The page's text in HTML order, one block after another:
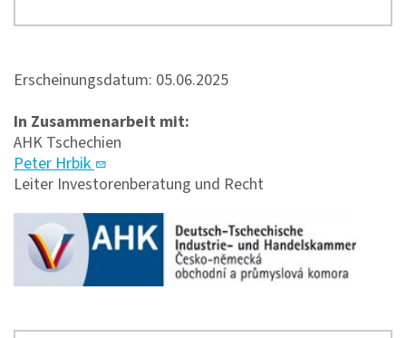
Erscheinungsdatum: 05.06.2025
In Zusammenarbeit mit:
AHK Tschechien
Peter Hrbik
Leiter Investorenberatung und Recht